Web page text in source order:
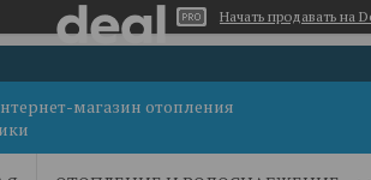
Начать продавать на
магазин отопления